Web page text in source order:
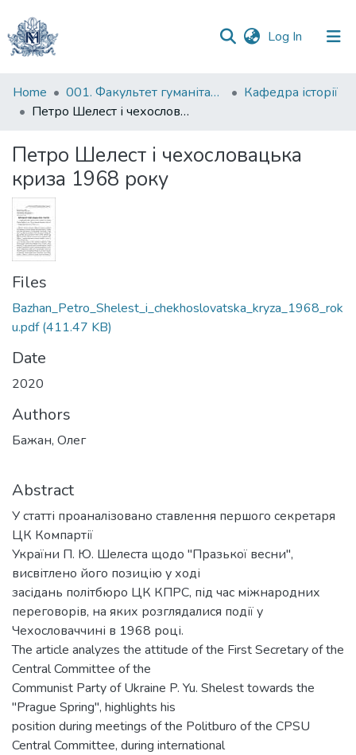
Log In (current)
Communities
&
All of DSpace
Statistics
Home 001. Факультет гуманітарних наук
Кафедра історії
Петро Шелест і чехословацька криза 1968 року
Петро Шелест і чехословацька
криза 1968 року
Files
Bazhan_Petro_Shelest_i_chekhoslovatska_kryza_1968_rok
u.pdf(411.47 KB)
Date
2020
Authors
Бажан, Олег
Abstract
У статті проаналізовано ставлення першого секретаря
ЦК Компартії
України П. Ю. Шелеста щодо "Празької весни",
висвітлено його позицію у ході
засідань політбюро ЦК КПРС, під час міжнародних
переговорів, на яких розглядалися події у
Чехословаччині в 1968 році.
The article analyzes the attitude of the First Secretary of the
Central Committee of the
Communist Party of Ukraine P. Yu. Shelest towards the
"Prague Spring", highlights his
position during meetings of the Politburo of the CPSU
Central Committee, during international